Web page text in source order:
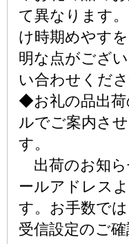
て異なります
け時期めやす
明な点がござ
い合わせくださ
◆お礼の品出荷
ルでご案内さ
す。
出荷のお知ら
ールアドレス
す。お手数で
受信設定のご